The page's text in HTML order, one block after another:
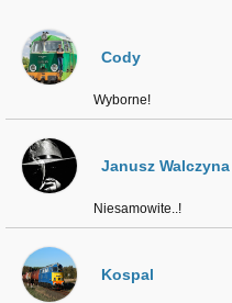
Cody
Wyborne!
Janusz Walczyna
Niesamowite..!
Kospal